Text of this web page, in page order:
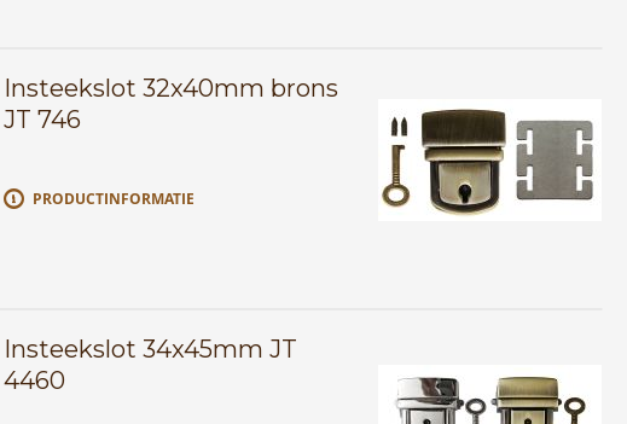
Insteekslot 32x40mm brons
JT 746
PRODUCTINFORMATIE
Insteekslot 34x45mm JT
4460